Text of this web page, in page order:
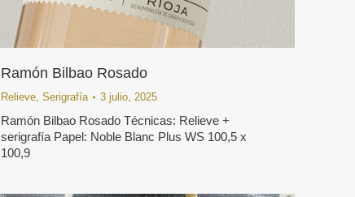
Ramón Bilbao Rosado
Relieve, Serigrafía 3 julio, 2025
Ramón Bilbao Rosado Técnicas: Relieve +
serigrafía Papel: Noble Blanc Plus WS 100,5 x
100,9